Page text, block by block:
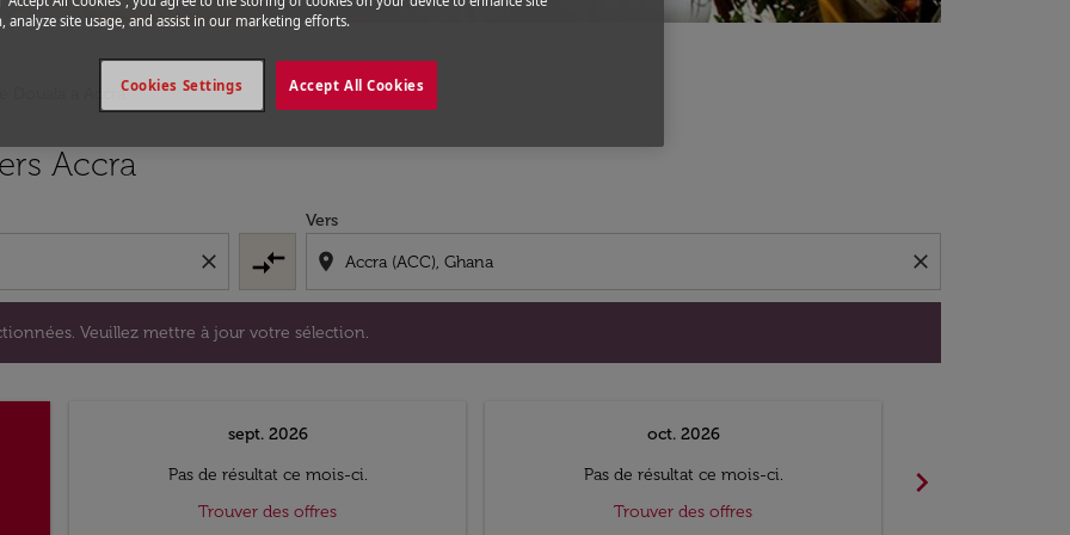
Douala a Accra
Accra
close compare_arrows
Vers
location_on close
Veuillez mettre à jour votre sélection.
Veuillez mettre à jour votre sélection.
sept. 2026
Pas de résultat ce mois-ci.
Trouver des offres
oct. 2026
Pas de résultat ce mois-ci.
Trouver des offres
chevron_right
analyze site usage, and assist in our marketing efforts.
Accept All Cookies
Cookies Settings